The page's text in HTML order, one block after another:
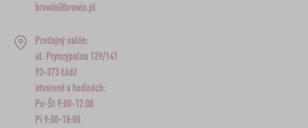
browin@browin.pl
Predajný salón:
ul. Pryncypalna 129/141
93-373 Łódź
otvorené v hodinách:
Po-Št 9:00-17:00
Pi 9:00-18:00